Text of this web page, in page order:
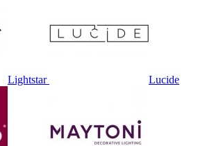
Lightstar Lucide